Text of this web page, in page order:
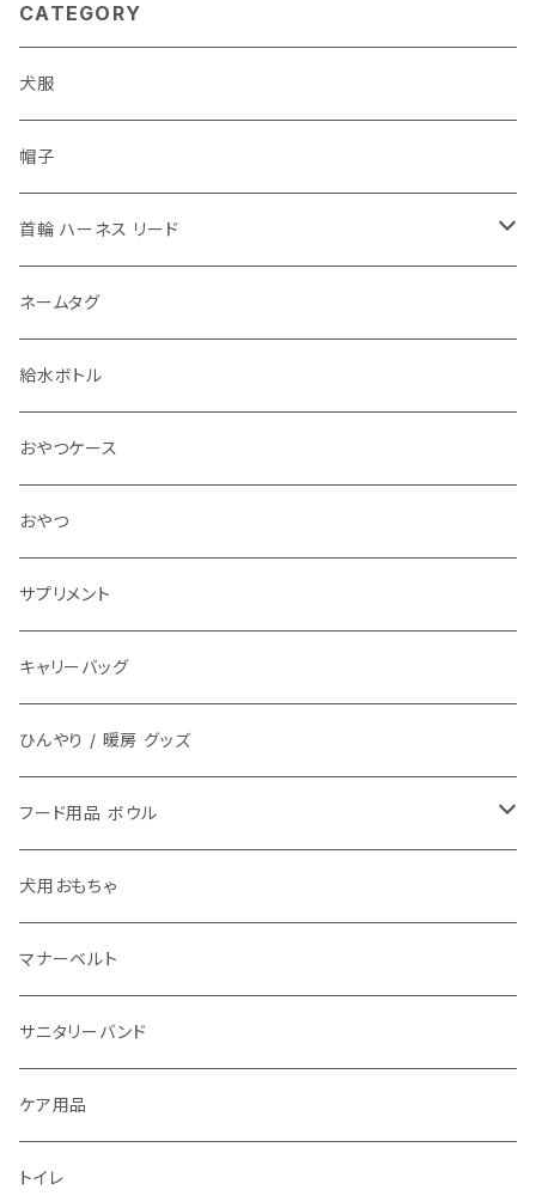
CATEGORY
犬服
帽子
首輪 ハーネス リード
首輪
ハーネス 胴輪
リード
アクセサリ チョーカー
ネームタグ
給水ボトル
おやつケース
おやつ
サプリメント
キャリーバッグ
ひんやり / 暖房 グッズ
フード用品 ボウル
フードボウル
犬用おもちゃ
マナーベルト
サニタリーバンド
ケア用品
トイレ